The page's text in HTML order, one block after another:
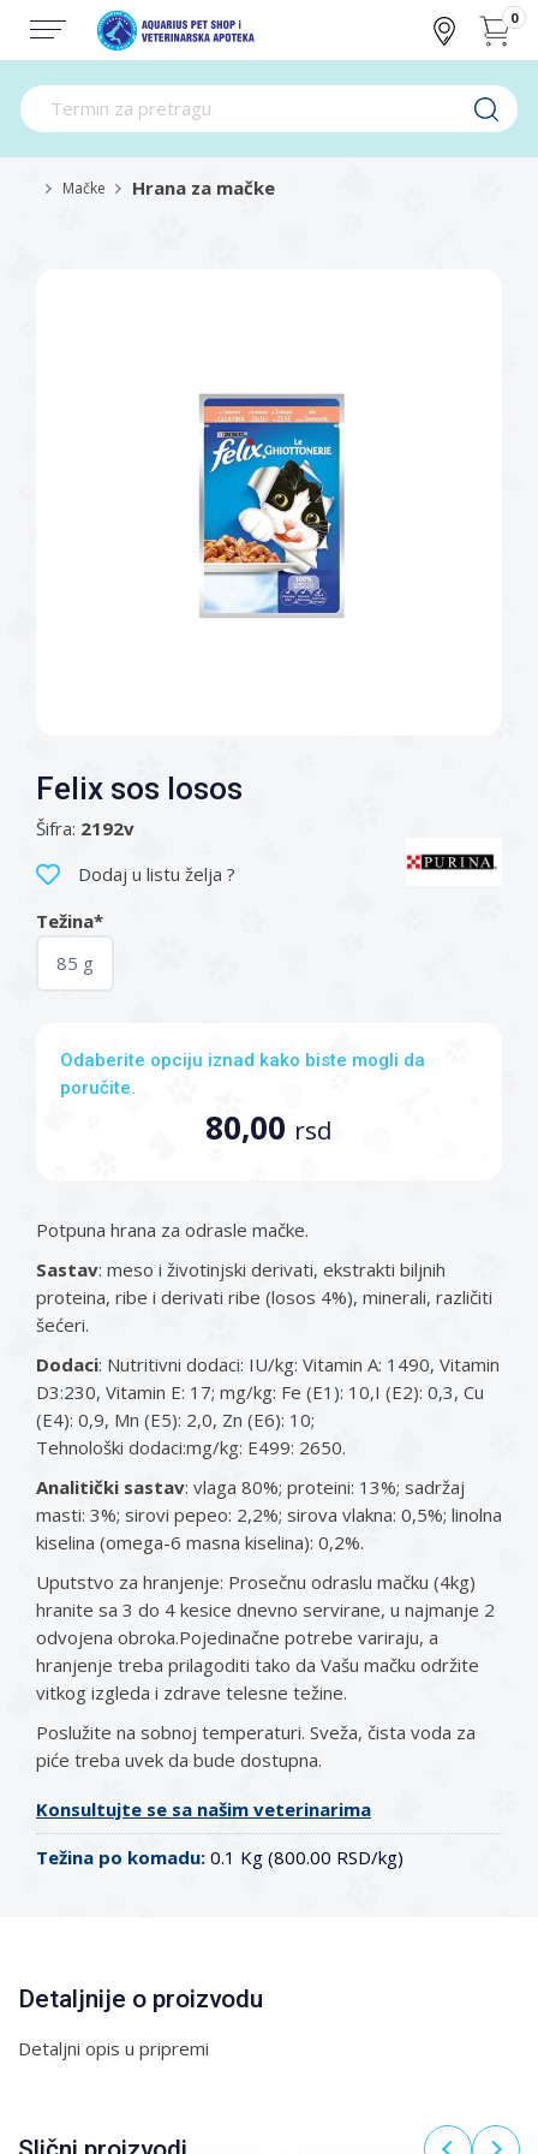
0
Mačke Hrana za mačke
Felix sos losos
Šifra: 2192v
Dodaj u listu želja ?
Težina*
85 g
Odaberite opciju iznad kako biste mogli da
poručite.
80,00 rsd
Potpuna hrana za odrasle mačke.
Sastav: meso i životinjski derivati, ekstrakti biljnih
proteina, ribe i derivati ribe (losos 4%), minerali, različiti
šećeri.
Dodaci: Nutritivni dodaci: IU/kg: Vitamin A: 1490, Vitamin
D3:230, Vitamin E: 17; mg/kg: Fe (E1): 10,I (E2): 0,3, Cu
(E4): 0,9, Mn (E5): 2,0, Zn (E6): 10;
Tehnološki dodaci:mg/kg: E499: 2650.
Analitički sastav: vlaga 80%; proteini: 13%; sadržaj
masti: 3%; sirovi pepeo: 2,2%; sirova vlakna: 0,5%; linolna
kiselina (omega-6 masna kiselina): 0,2%.
Uputstvo za hranjenje: Prosečnu odraslu mačku (4kg)
hranite sa 3 do 4 kesice dnevno servirane, u najmanje 2
odvojena obroka.Pojedinačne potrebe variraju, a
hranjenje treba prilagoditi tako da Vašu mačku održite
vitkog izgleda i zdrave telesne težine.
Poslužite na sobnoj temperaturi. Sveža, čista voda za
piće treba uvek da bude dostupna.
Konsultujte se sa našim veterinarima
Težina po komadu: 0.1 Kg (800.00 RSD/kg)
Detaljnije o proizvodu
Detaljni opis u pripremi